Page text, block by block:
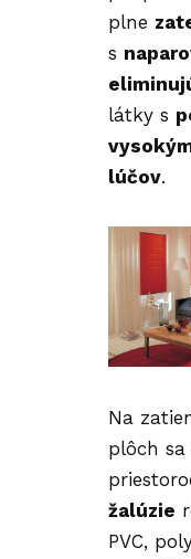
plne
s
látky s
lúčov.
Na
plôch
žalúzie
PVC,